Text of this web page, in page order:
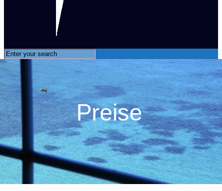
Preise